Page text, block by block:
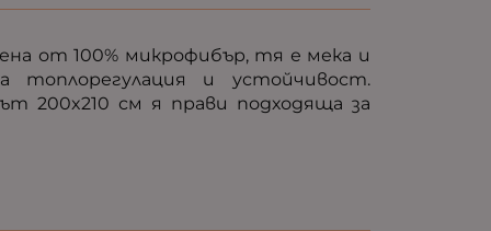
от 100% микрофибър, тя е мека и
и устойчивост.
200x210 см я прави подходяща за